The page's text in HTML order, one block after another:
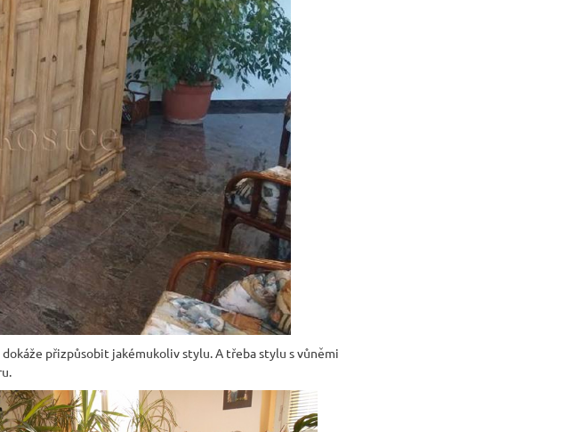
přizpůsobit jakémukoliv stylu. A třeba stylu s vůněmi